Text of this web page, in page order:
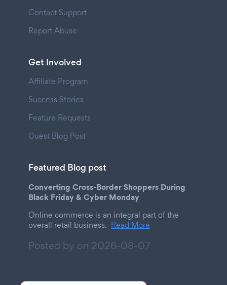
Contact Support
Report Abuse
Get Involved
Affiliate Program
Success Stories
Feature Requests
Guest Blog Post
Featured Blog post
Converting Cross-Border Shoppers During
Black Friday & Cyber Monday
Online commerce is an integral part of the
overall retail business. Read More
Posted by on 2026-08-07